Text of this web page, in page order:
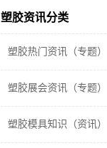
塑胶资讯分类
塑胶热门资讯（专题）
塑胶展会资讯（专题）
塑胶模具知识（资讯）